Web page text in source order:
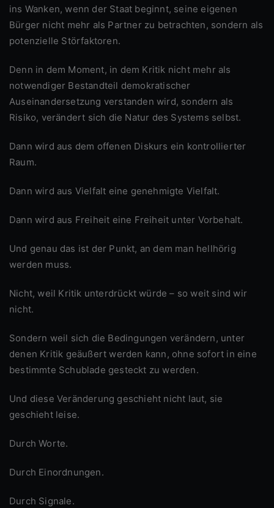
ins Wanken, wenn der Staat beginnt, seine eigenen
Bürger nicht mehr als Partner zu betrachten, sondern als
potenzielle Störfaktoren.
Denn in dem Moment, in dem Kritik nicht mehr als
notwendiger Bestandteil demokratischer
Auseinandersetzung verstanden wird, sondern als
Risiko, verändert sich die Natur des Systems selbst.
Dann wird aus dem offenen Diskurs ein kontrollierter
Raum.
Dann wird aus Vielfalt eine genehmigte Vielfalt.
Dann wird aus Freiheit eine Freiheit unter Vorbehalt.
Und genau das ist der Punkt, an dem man hellhörig
werden muss.
Nicht, weil Kritik unterdrückt würde – so weit sind wir
nicht.
Sondern weil sich die Bedingungen verändern, unter
denen Kritik geäußert werden kann, ohne sofort in eine
bestimmte Schublade gesteckt zu werden.
Und diese Veränderung geschieht nicht laut, sie
geschieht leise.
Durch Worte.
Durch Einordnungen.
Durch Signale.